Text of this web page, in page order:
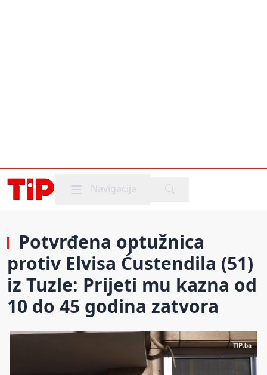
Mobile menu
Navigacija
Potvrđena optužnica
protiv Elvisa Ćustendila (51)
iz Tuzle: Prijeti mu kazna od
10 do 45 godina zatvora